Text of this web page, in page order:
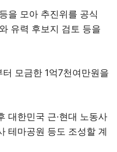
을 모아 추진위를 공식
유력 후보지 검토 등을
모금한 1억7천여만원을
대한민국 근·현대 노동사
테마공원 등도 조성할 계